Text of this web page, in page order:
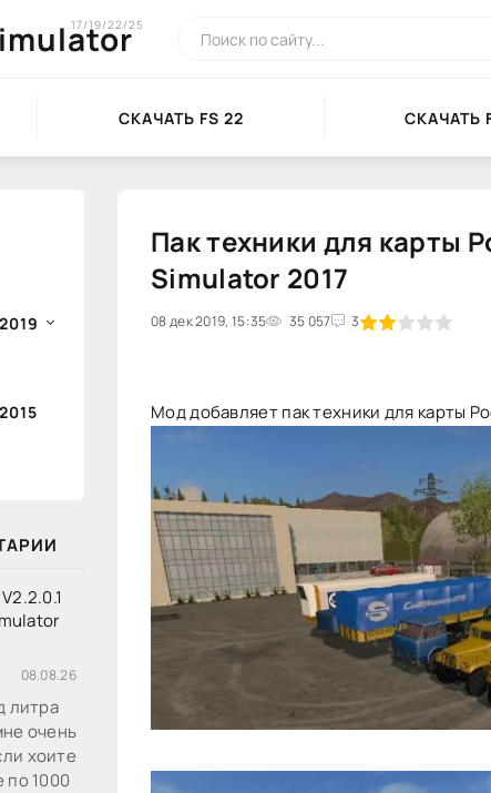
17/19/22/25
СКАЧАТЬ FS 22 СКАЧАТЬ
08.08.26
литра
очень
хоите
по 1000
Пак техники для карты
Simulator 2017
08 дек 2019, 15:35 35 057 3
40 1 2 3 4 5
Мод добавляет пак техники для карты